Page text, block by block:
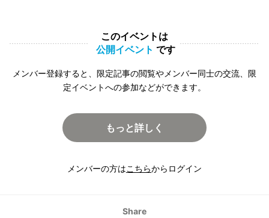
このイベントは
公開イベント です
メンバー登録すると、限定記事の閲覧やメンバー同士の交流、限
定イベントへの参加などができます。
もっと詳しく
メンバーの方はこちらからログイン
Share